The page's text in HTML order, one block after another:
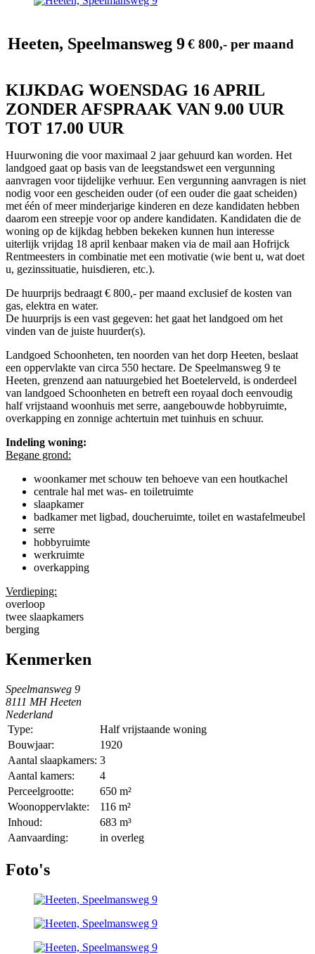
Heeten, Speelmansweg 9€ 800,- per maand
KIJKDAG WOENSDAG 16 APRIL
ZONDER AFSPRAAK VAN 9.00 UUR
TOT 17.00 UUR
Huurwoning die voor maximaal 2 jaar gehuurd kan worden. Het
landgoed gaat op basis van de leegstandswet een vergunning
aanvragen voor tijdelijke verhuur. Een vergunning aanvragen is niet
nodig voor een gescheiden ouder (of een ouder die gaat scheiden)
met één of meer minderjarige kinderen en deze kandidaten hebben
daarom een streepje voor op andere kandidaten. Kandidaten die de
woning op de kijkdag hebben bekeken kunnen hun interesse
uiterlijk vrijdag 18 april kenbaar maken via de mail aan Hofrijck
Rentmeesters in combinatie met een motivatie (wie bent u, wat doet
u, gezinssituatie, huisdieren, etc.).
De huurprijs bedraagt € 800,- per maand exclusief de kosten van
gas, elektra en water.
De huurprijs is een vast gegeven: het gaat het landgoed om het
vinden van de juiste huurder(s).
Landgoed Schoonheten, ten noorden van het dorp Heeten, beslaat
een oppervlakte van circa 550 hectare. De Speelmansweg 9 te
Heeten, grenzend aan natuurgebied het Boetelerveld, is onderdeel
van landgoed Schoonheten en betreft een royaal doch eenvoudig
half vrijstaand woonhuis met serre, aangebouwde hobbyruimte,
overkapping en zonnige achtertuin met tuinhuis en schuur.
Indeling woning:
Begane grond:
woonkamer met schouw ten behoeve van een houtkachel
centrale hal met was- en toiletruimte
slaapkamer
badkamer met ligbad, doucheruimte, toilet en wastafelmeubel
serre
hobbyruimte
werkruimte
overkapping
Verdieping:
overloop
twee slaapkamers
berging
Kenmerken
Speelmansweg 9
8111 MH Heeten
Nederland
Type:
Half vrijstaande woning
Bouwjaar:
1920
Aantal slaapkamers: 3
Aantal kamers:
4
Perceelgrootte:
650 m²
Woonoppervlakte:
116 m²
Inhoud:
683 m³
Aanvaarding:
in overleg
Foto's